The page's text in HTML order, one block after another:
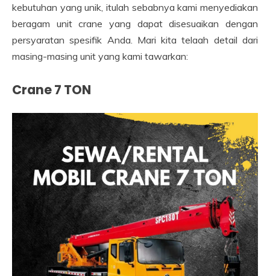
kebutuhan yang unik, itulah sebabnya kami menyediakan
beragam unit crane yang dapat disesuaikan dengan
persyaratan spesifik Anda. Mari kita telaah detail dari
masing-masing unit yang kami tawarkan:
Crane 7 TON